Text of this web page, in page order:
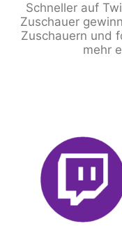
Schneller auf
Zuschauer
Zuschauern und
mehr